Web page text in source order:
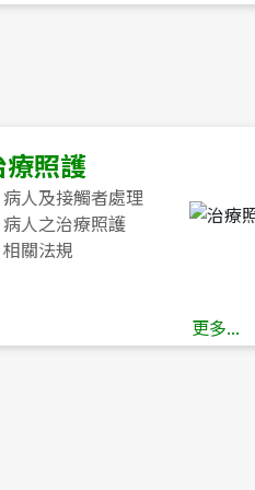
療照護
病人及接觸者處理
病人之治療照護
相關法規
更多...